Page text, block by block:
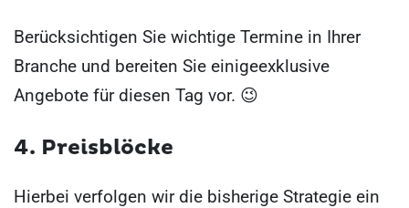
Berücksichtigen Sie wichtige Termine in Ihrer
Branche und bereiten Sie einigeexklusive
Angebote für diesen Tag vor. 😉
4. Preisblöcke
Hierbei verfolgen wir die bisherige Strategie ein